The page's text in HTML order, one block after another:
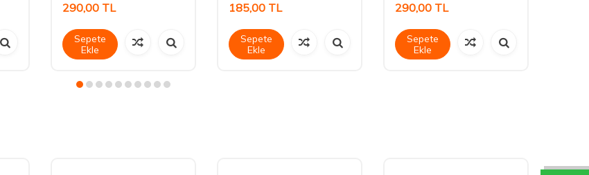
290,00 TL
Sepete
Ekle
185,00 TL
Sepete
Ekle
290,00 TL
Sepete
Ekle